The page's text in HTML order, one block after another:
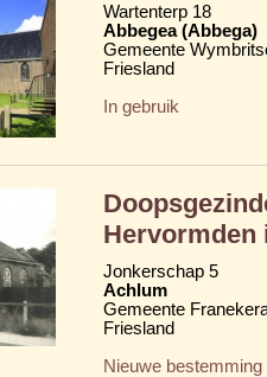
Wartenterp 18
Abbegea (Abbega)
Gemeente
Friesland
In gebruik
Hervormden
Jonkerschap 5
Achlum
Gemeente
Friesland
Nieuwe bestemming